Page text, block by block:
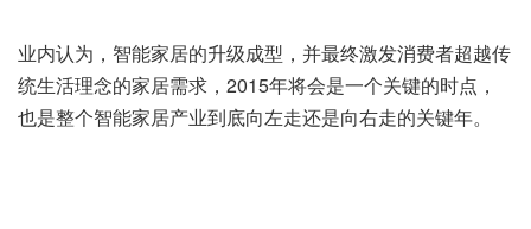
业内认为，智能家居的升级成型，并最终激发消费者超越传
统生活理念的家居需求，2015年将会是一个关键的时点，
也是整个智能家居产业到底向左走还是向右走的关键年。